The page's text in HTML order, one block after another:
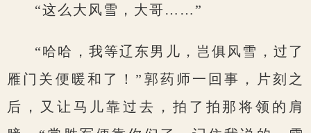
“这么大风雪，大哥……”
“哈哈，我等辽东男儿，岂俱风雪，过了
雁门关便暖和了！”郭药师一回事，片刻之
后，又让马儿靠过去，拍了拍那将领的肩